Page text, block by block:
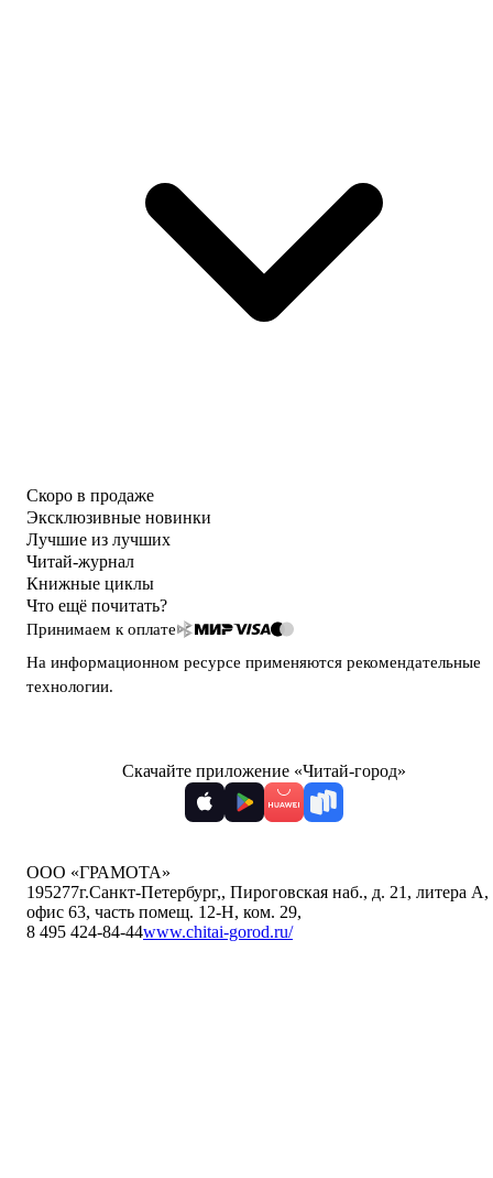
Скоро в продаже
Эксклюзивные новинки
Лучшие из лучших
Читай-журнал
Книжные циклы
Что ещё почитать?
Принимаем к оплате
На информационном ресурсе применяются рекомендательные
технологии.
Скачайте приложение «Читай-город»
ООО «ГРАМОТА»
195277г.Санкт-Петербург,, Пироговская наб., д. 21, литера А,
офис 63, часть помещ. 12-Н, ком. 29,
8 495 424-84-44www.chitai-gorod.ru/